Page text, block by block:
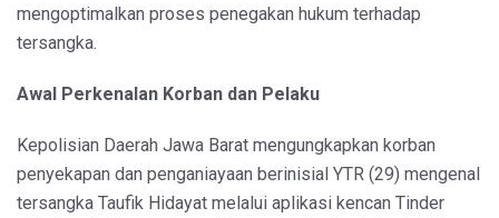
mengoptimalkan proses penegakan hukum terhadap
tersangka.
Awal Perkenalan Korban dan Pelaku
Kepolisian Daerah Jawa Barat mengungkapkan korban
penyekapan dan penganiayaan berinisial YTR (29) mengenal
tersangka Taufik Hidayat melalui aplikasi kencan Tinder